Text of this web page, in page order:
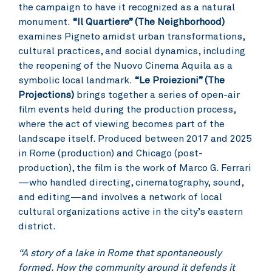
the campaign to have it recognized as a natural
monument. “Il Quartiere” (The Neighborhood)
examines Pigneto amidst urban transformations,
cultural practices, and social dynamics, including
the reopening of the Nuovo Cinema Aquila as a
symbolic local landmark. “Le Proiezioni” (The
Projections) brings together a series of open-air
film events held during the production process,
where the act of viewing becomes part of the
landscape itself. Produced between 2017 and 2025
in Rome (production) and Chicago (post-
production), the film is the work of Marco G. Ferrari
—who handled directing, cinematography, sound,
and editing—and involves a network of local
cultural organizations active in the city’s eastern
district.
“A story of a lake in Rome that spontaneously
formed. How the community around it defends it